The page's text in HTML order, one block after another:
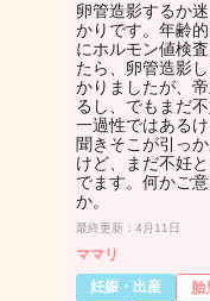
卵管造影するか
かりです。年齢
にホルモン値検
たら、卵管造影
かりましたが、
るし、でもまだ
一過性ではある
聞きそこが引っ
けど、まだ不妊
でます。何かご
か。
最終更新：4月11日
ママリ
妊娠・出産
胎